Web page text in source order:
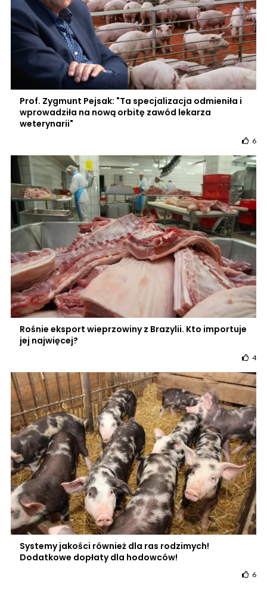
Prof. Zygmunt Pejsak: "Ta specjalizacja odmieniła i
wprowadziła na nową orbitę zawód lekarza
weterynarii"
6
Rośnie eksport wieprzowiny z Brazylii. Kto importuje
jej najwięcej?
4
Systemy jakości również dla ras rodzimych!
Dodatkowe dopłaty dla hodowców!
6